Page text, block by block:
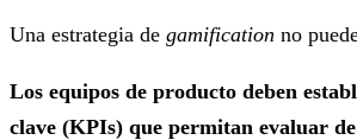
Una estrategia de gamification no
Los equipos de producto deben
clave (KPIs) que permitan evaluar